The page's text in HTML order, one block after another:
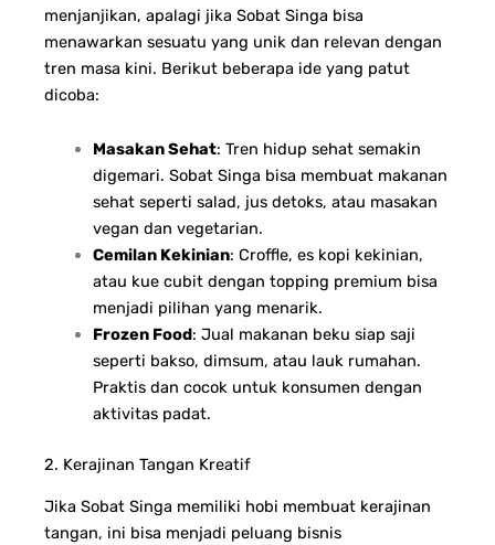
menjanjikan, apalagi jika Sobat Singa bisa
menawarkan sesuatu yang unik dan relevan dengan
tren masa kini. Berikut beberapa ide yang patut
dicoba:
Masakan Sehat: Tren hidup sehat semakin
digemari. Sobat Singa bisa membuat makanan
sehat seperti salad, jus detoks, atau masakan
vegan dan vegetarian.
Cemilan Kekinian: Croffle, es kopi kekinian,
atau kue cubit dengan topping premium bisa
menjadi pilihan yang menarik.
Frozen Food: Jual makanan beku siap saji
seperti bakso, dimsum, atau lauk rumahan.
Praktis dan cocok untuk konsumen dengan
aktivitas padat.
2. Kerajinan Tangan Kreatif
Jika Sobat Singa memiliki hobi membuat kerajinan
tangan, ini bisa menjadi peluang bisnis